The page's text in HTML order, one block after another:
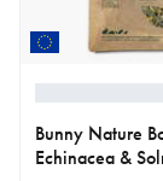
Bunny Nature
Echinacea &